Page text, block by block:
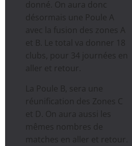
donné. On aura donc
désormais une Poule A
avec la fusion des zones A
et B. Le total va donner 18
clubs, pour 34 journées en
aller et retour.
La Poule B, sera une
réunification des Zones C
et D. On aura aussi les
mêmes nombres de
matches en aller et retour.